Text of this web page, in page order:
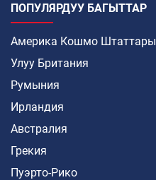
ПОПУЛЯРДУУ БАГЫТТАР
Америка Кошмо Штаттары
Улуу Британия
Румыния
Ирландия
Австралия
Грекия
Пуэрто-Рико